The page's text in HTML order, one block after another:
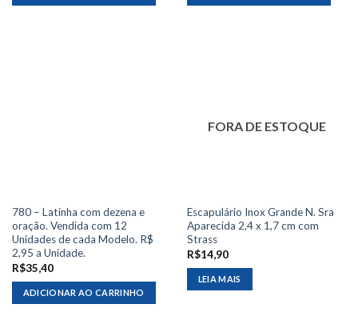
780 – Latinha com dezena e
oração. Vendida com 12
Unidades de cada Modelo. R$
2,95 a Unidade.
R$35,40
ADICIONAR AO CARRINHO
FORA DE ESTOQUE
Escapulário Inox Grande N. Sra
Aparecida 2,4 x 1,7 cm com
Strass
R$14,90
LEIA MAIS